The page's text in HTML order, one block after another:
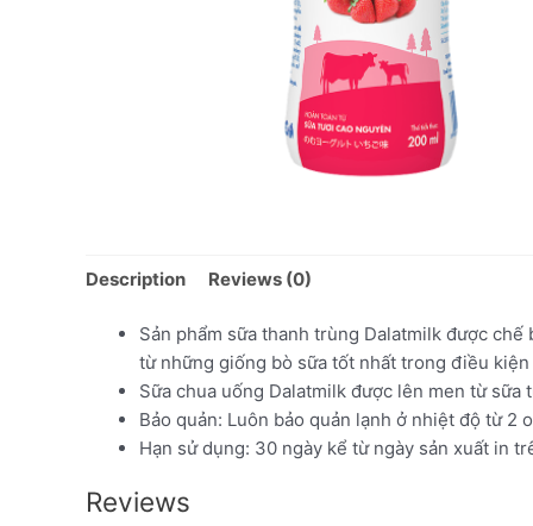
Description Reviews (0)
Sản phẩm sữa thanh trùng Dalatmilk được
từ những giống bò sữa tốt nhất trong điều
Sữa chua uống Dalatmilk được lên men từ
Bảo quản: Luôn bảo quản lạnh ở nhiệt độ từ 2
Hạn sử dụng: 30 ngày kể từ ngày sản xuất in
Reviews